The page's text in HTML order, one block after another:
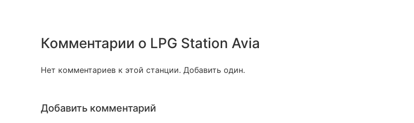
Комментарии о LPG Station Avia
Нет комментариев к этой станции. Добавить один.
Добавить комментарий